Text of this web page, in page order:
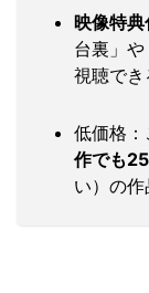
映像特典
台裏」
視聴でき
低価格：
作でも
い）の作